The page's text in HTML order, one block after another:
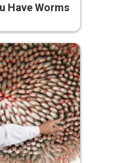
Have Worms